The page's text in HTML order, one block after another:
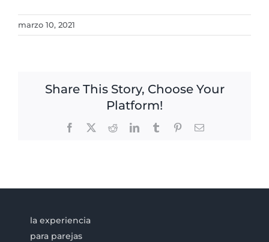
marzo 10, 2021
Share This Story, Choose Your
Platform!
Facebook RedditLinkedInTumblr PinterestEmail
la experiencia
para parejas